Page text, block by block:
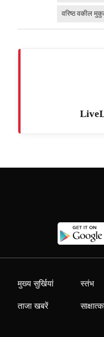
वरिष्ठ वकील
मुख्य सुर्खियां
ताजा खबरें
स्तंभ